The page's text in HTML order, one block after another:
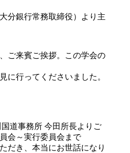
分銀行常務取締役）より主
ご来賓ご挨拶。この学会の
に行ってくださいました。
道事務所 今田所長よりご
会～実行委員会まで
だき、本当にお世話になり